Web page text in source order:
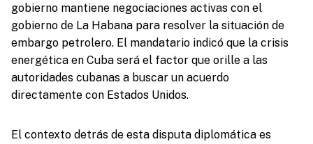
gobierno mantiene negociaciones activas con el
gobierno de La Habana para resolver la situación de
embargo petrolero. El mandatario indicó que la crisis
energética en Cuba será el factor que orille a las
autoridades cubanas a buscar un acuerdo
directamente con Estados Unidos.
El contexto detrás de esta disputa diplomática es